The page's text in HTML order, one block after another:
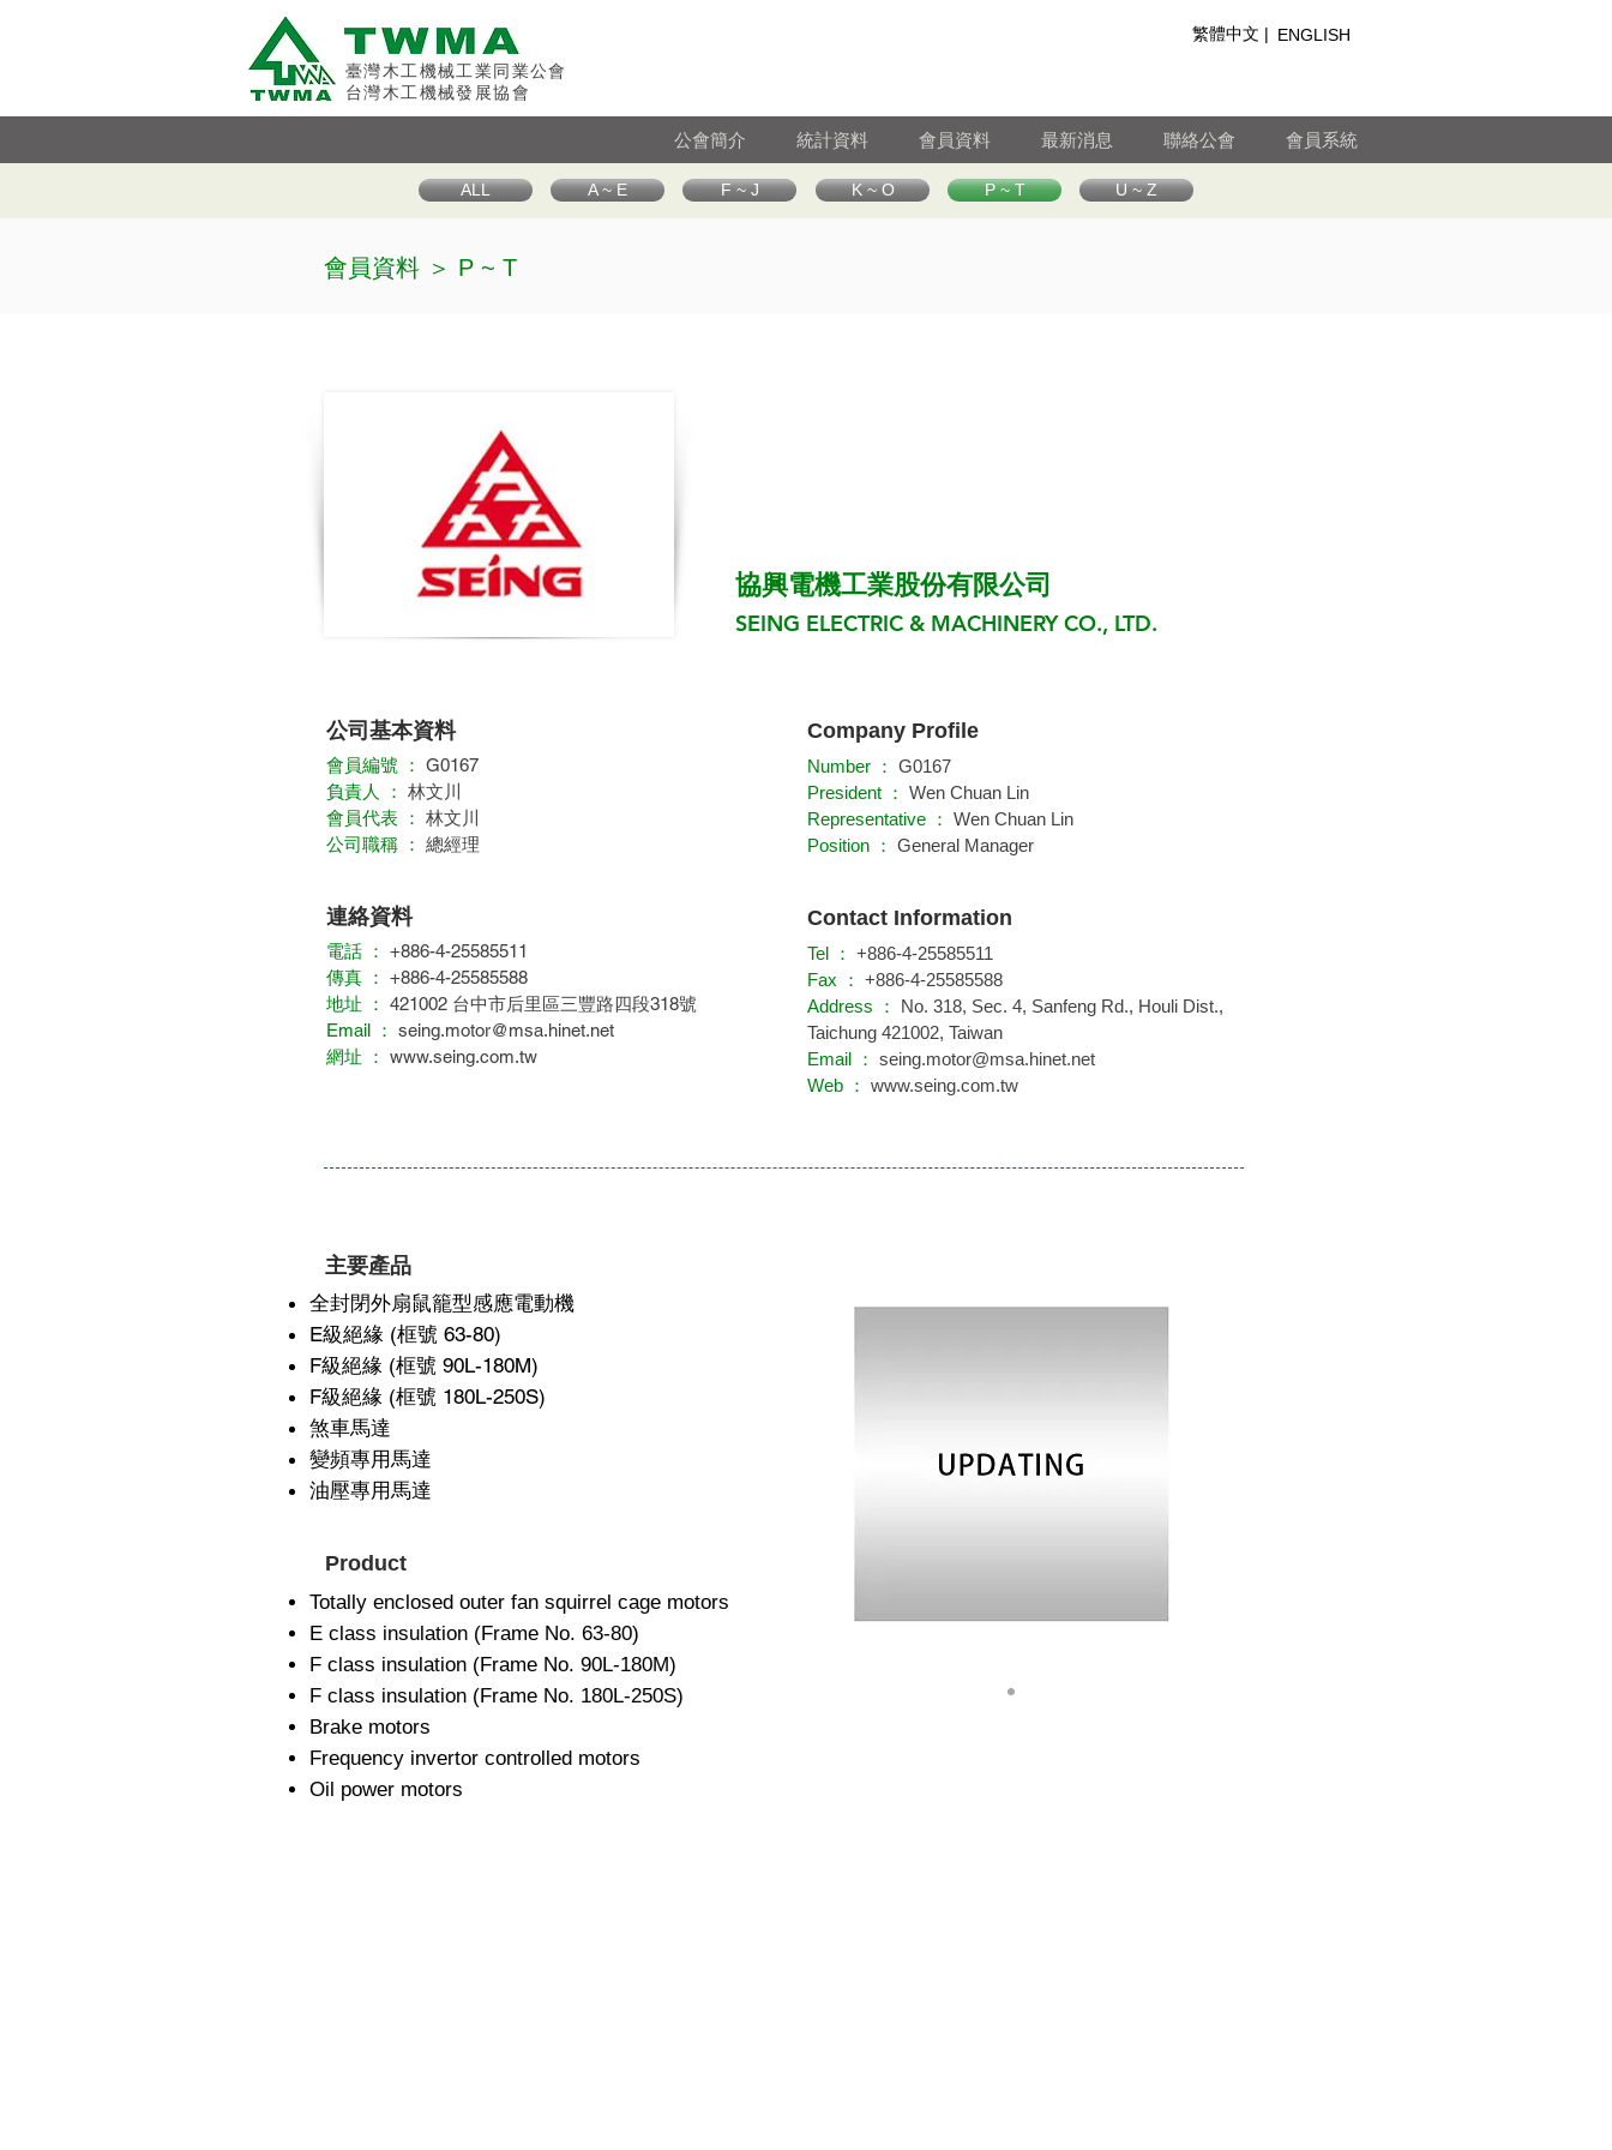
臺灣木工機械工業同業公會
台灣木工機械發展協會
繁體中文 | ENGLISH
公會簡介 統計資料 會員資料 最新消息 聯絡公會 會員系統
ALL A ~ E F ~ J K ~ O P ~ T U ~ Z
會員資料 ＞ P ~ T
協興電機工業股份有限公司
SEING ELECTRIC & MACHINERY CO., LTD.
公司基本資料
會員編號 ： G0167
負責人 ： 林文川
會員代表 ： 林文川
公司職稱 ： 總經理
連絡資料
電話 ： +886-4-25585511
傳真 ： +886-4-25585588
地址 ： 421002 台中市后里區三豐路四段318號
Email ： seing.motor@msa.hinet.net
網址 ： www.seing.com.tw
Company Profile
Number ： G0167
President ： Wen Chuan Lin
Representative ： Wen Chuan Lin
Position ： General Manager
Contact Information
Tel ： +886-4-25585511
Fax ： +886-4-25585588
Address ： No. 318, Sec. 4, Sanfeng Rd., Houli Dist.,
Taichung 421002, Taiwan
Email ： seing.motor@msa.hinet.net
Web ： www.seing.com.tw
主要產品
全封閉外扇鼠籠型感應電動機
E級絕緣 (框號 63-80)
F級絕緣 (框號 90L-180M)
F級絕緣 (框號 180L-250S)
煞車馬達
變頻專用馬達
油壓專用馬達
Product
Totally enclosed outer fan squirrel cage motors
E class insulation (Frame No. 63-80)
F class insulation (Frame No. 90L-180M)
F class insulation (Frame No. 180L-250S)
Brake motors
Frequency invertor controlled motors
Oil power motors